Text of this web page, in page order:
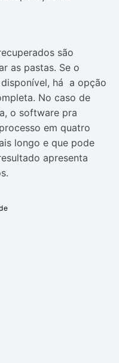
são
as pastas. Se o
há a opção
No caso de
o software pra
em quatro
longo e que pode
apresenta